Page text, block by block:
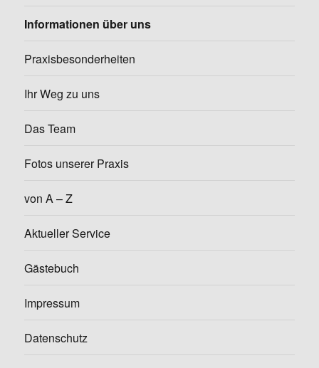
Informationen über uns
Praxisbesonderheiten
Ihr Weg zu uns
Das Team
Fotos unserer Praxis
von A – Z
Aktueller Service
Gästebuch
Impressum
Datenschutz